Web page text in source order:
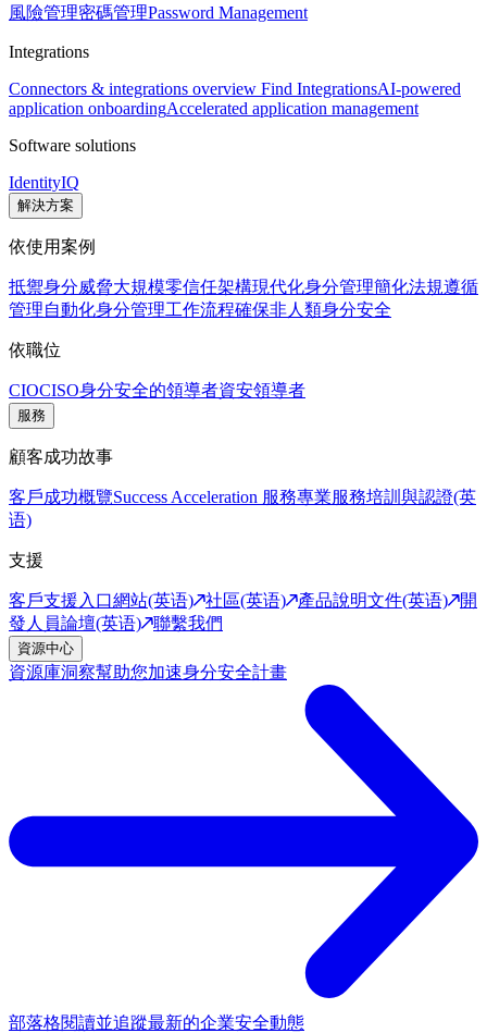
風險管理密碼管理Password Management
Integrations
Connectors & integrations overview Find IntegrationsAI-powered
application onboardingAccelerated application management
Software solutions
IdentityIQ
解決方案
依使用案例
抵禦身分威脅大規模零信任架構現代化身分管理簡化法規遵循
管理自動化身分管理工作流程確保非人類身分安全
依職位
CIOCISO身分安全的領導者資安領導者
服務
顧客成功故事
客戶成功概覽Success Acceleration 服務專業服務培訓與認證(英
语)
支援
客戶支援入口網站(英语) 社區(英语) 產品說明文件(英语)
開
發人員論壇(英语)
聯繫我們
資源中心
資源庫洞察幫助您加速身分安全計畫
部落格閱讀並追蹤最新的企業安全動態